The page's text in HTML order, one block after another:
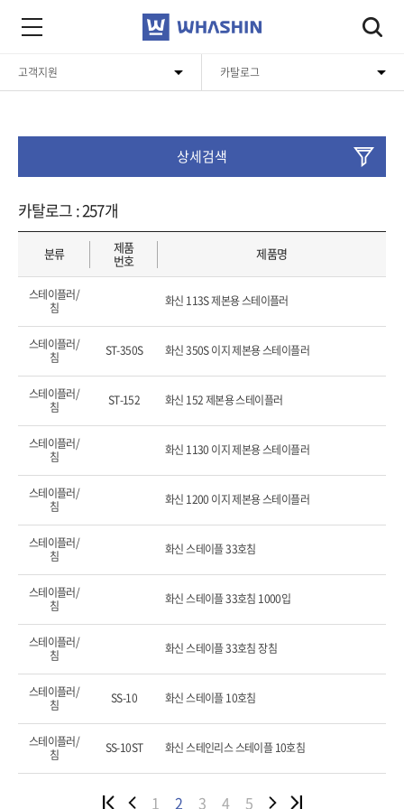
고객지원
제품소개
카탈로그
카탈로그
자주묻는질문
상세검색
카탈로그 : 257개
분류 제품
번호 제품명
스테이플러/
침
화신 113S 제본용 스테이플러
스테이플러/
침
ST-350S 화신 350S 이지 제본용 스테이플러
스테이플러/
침
ST-152 화신 152 제본용 스테이플러
스테이플러/
침
화신 1130 이지 제본용 스테이플러
스테이플러/
침
화신 1200 이지 제본용 스테이플러
스테이플러/
침
화신 스테이플 33호침
스테이플러/
침
화신 스테이플 33호침 1000입
스테이플러/
침
화신 스테이플 33호침 장침
스테이플러/
침
SS-10 화신 스테이플 10호침
스테이플러/
침
SS-10ST 화신 스테인리스 스테이플 10호침
1 2 3 4 5